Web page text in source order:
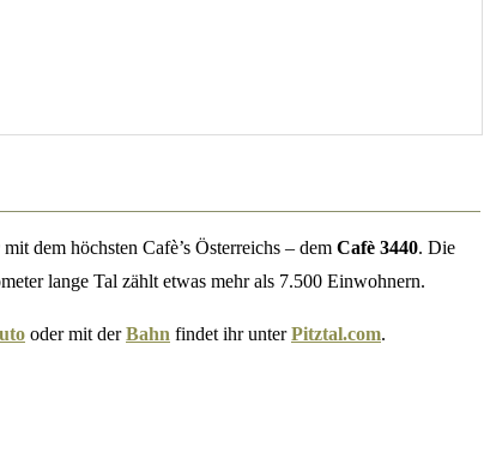
mit dem höchsten Cafè’s Österreichs – dem Cafè 3440. Die
lange Tal zählt etwas mehr als 7.500 Einwohnern.
oder mit derBahn findet ihr unterPitztal.com.